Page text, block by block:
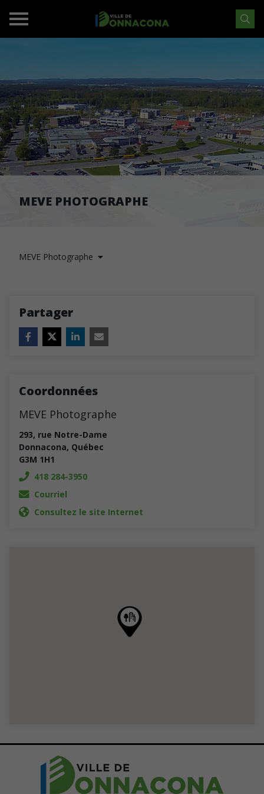
MEVE PHOTOGRAPHE
MEVE Photographe
Partager
Coordonnées
MEVE Photographe
293, rue Notre-Dame
Donnacona, Québec
G3M 1H1
418 284-3950
Courriel
Consultez le site Internet